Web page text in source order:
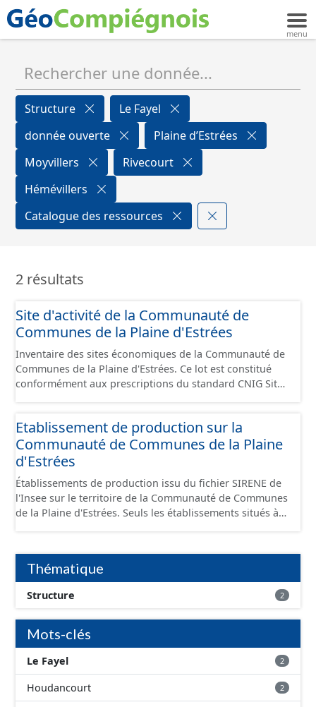
Structure
Le Fayel
donnée ouverte
Plaine d’Estrées
Moyvillers
Rivecourt
Hémévillers
Catalogue des ressources
2 résultats
Site d'activité de la Communauté de
Communes de la Plaine d'Estrées
Inventaire des sites économiques de la Communauté de
Communes de la Plaine d'Estrées. Ce lot est constitué
conformément aux prescriptions du standard CNIG Sites
Etablissement de production sur la
Communauté de Communes de la Plaine
d'Estrées
Établissements de production issu du fichier SIRENE de
l'Insee sur le territoire de la Communauté de Communes
de la Plaine d'Estrées. Seuls les établissements situés à
conformément aux prescriptions du standard CNIG Sites
Économiques. Ce lot ne contient pas la référence aux
terrains à vocation économique à ce jour. Il est filtré au-
delà des prescriptions du CNIG se limitant aux SCI.
Thématique
Structure 2
Mots-clés
Le Fayel 2
Houdancourt 2